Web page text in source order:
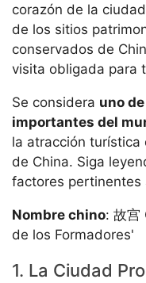
corazón de la
de los sitios
conservados de
visita obligada para
Se considera uno
importantes del
la atracción turística
de China. Siga
factores pertinentes
Nombre chino: 故
de los Formadores'
1. La Ciudad